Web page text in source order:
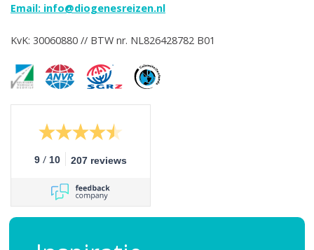
Email: info@diogenesreizen.nl
KvK: 30060880 // BTW nr. NL826428782 B01
9 / 10 207 reviews